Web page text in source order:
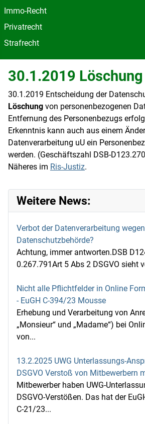
Immo-Recht
Privatrecht
Strafrecht
30.1.2019 Löschung
30.1.2019 Entscheidung der
Löschung von personenbezogenen
Entfernung des Personenbezugs
Erkenntnis kann auch aus einem
Datenverarbeitung uU ein
werden. (Geschäftszahl DSB-
Näheres im Ris-Justiz.
Weitere News:
Verbot der Datenverarbeitung
Datenschutzbehörde?
Achtung, immer antworten.DSB
0.267.791Art 5 Abs 2 DSGVO sieht
Nicht alle Pflichtfelder in Online
- EuGH C-394/23 Mousse
Erhebung und Verarbeitung von
„Monsieur“ und „Madame“) bei
von...
13.2.2025 UWG Unterlassungs-
DSGVO Verstoß von Mitbewerbern
Mitbewerber haben UWG-
DSGVO-Verstößen. Das hat der
C‑21/23...